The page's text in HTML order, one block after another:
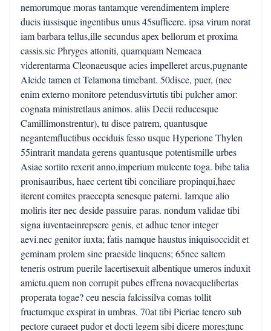
nemorumque moras tantamque verendimentem implere
ducis iussisque ingentibus unus 45sufficere. ipsa virum norat
iam barbara tellus,ille secundus apex bellorum et proxima
cassis.sic Phryges attoniti, quamquam Nemeaea
viderentarma Cleonaeusque acies impelleret arcus,pugnante
Alcide tamen et Telamona timebant. 50disce, puer, (nec
enim externo monitore petendusvirtutis tibi pulcher amor:
cognata ministretlaus animos. aliis Decii reducesque
Camillimonstrentur), tu disce patrem, quantusque
negantemfluctibus occiduis fesso usque Hyperione Thylen
55intrarit mandata gerens quantusque potentismille urbes
Asiae sortito rexerit anno,imperium mulcente toga. bibe talia
pronisauribus, haec certent tibi conciliare propinqui,haec
iterent comites praecepta senesque paterni. Iamque alio
moliris iter nec deside passuire paras. nondum validae tibi
signa iuventaeinrepsere genis, et adhuc tenor integer
aevi.nec genitor iuxta; fatis namque haustus iniquisoccidit et
geminam prolem sine praeside linquens; 65nec saltem
teneris ostrum puerile lacertisexuit albentique umeros induxit
amictu.quem non corrupit pubes effrena novaequelibertas
properata togae? ceu nescia falcissilva comas tollit
fructumque exspirat in umbras. 70at tibi Pieriae tenero sub
pectore curaeet pudor et docti legem sibi dicere mores;tunc